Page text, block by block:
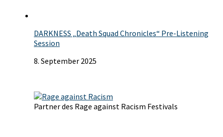
DARKNESS „Death Squad Chronicles“ Pre-Listening
Session
8. September 2025
Partner des Rage against Racism Festivals